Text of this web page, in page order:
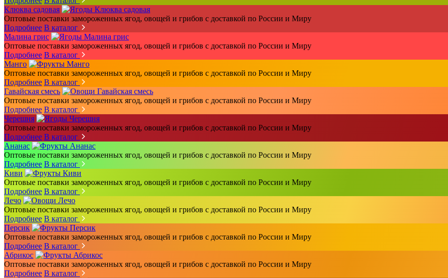
Клюква садовая
Оптовые поставки замороженных ягод, овощей и грибов с доставкой по России и Миру
Подробнее В каталог
Малина грис
Оптовые поставки замороженных ягод, овощей и грибов с доставкой по России и Миру
Подробнее В каталог
Манго
Оптовые поставки замороженных ягод, овощей и грибов с доставкой по России и Миру
Подробнее В каталог
Гавайская смесь
Оптовые поставки замороженных ягод, овощей и грибов с доставкой по России и Миру
Подробнее В каталог
Черешня
Оптовые поставки замороженных ягод, овощей и грибов с доставкой по России и Миру
Подробнее В каталог
Ананас
Оптовые поставки замороженных ягод, овощей и грибов с доставкой по России и Миру
Подробнее В каталог
Киви
Оптовые поставки замороженных ягод, овощей и грибов с доставкой по России и Миру
Подробнее В каталог
Лечо
Оптовые поставки замороженных ягод, овощей и грибов с доставкой по России и Миру
Подробнее В каталог
Персик
Оптовые поставки замороженных ягод, овощей и грибов с доставкой по России и Миру
Подробнее В каталог
Абрикос
Оптовые поставки замороженных ягод, овощей и грибов с доставкой по России и Миру
Подробнее В каталог